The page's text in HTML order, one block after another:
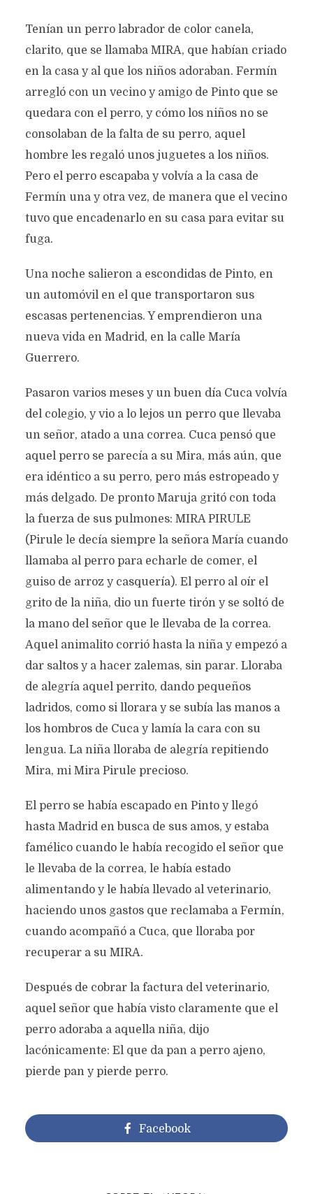
LABRADOR
Texto original de Pedro Rivera Jaro
Categoría:
Prosa noviembre 13, 2023
792 views
Tenían un perro labrador de color canela,
clarito, que se llamaba MIRA, que habían criado
en la casa y al que los niños adoraban. Fermín
arregló con un vecino y amigo de Pinto que se
quedara con el perro, y cómo los niños no se
consolaban de la falta de su perro, aquel
hombre les regaló unos juguetes a los niños.
Pero el perro escapaba y volvía a la casa de
Fermín una y otra vez, de manera que el vecino
tuvo que encadenarlo en su casa para evitar su
fuga.
Una noche salieron a escondidas de Pinto, en
un automóvil en el que transportaron sus
escasas pertenencias. Y emprendieron una
nueva vida en Madrid, en la calle María
Guerrero.
Pasaron varios meses y un buen día Cuca volvía
del colegio, y vio a lo lejos un perro que llevaba
un señor, atado a una correa. Cuca pensó que
aquel perro se parecía a su Mira, más aún, que
era idéntico a su perro, pero más estropeado y
más delgado. De pronto Maruja gritó con toda
la fuerza de sus pulmones: MIRA PIRULE
(Pirule le decía siempre la señora María cuando
llamaba al perro para echarle de comer, el
guiso de arroz y casquería). El perro al oír el
grito de la niña, dio un fuerte tirón y se soltó de
la mano del señor que le llevaba de la correa.
Aquel animalito corrió hasta la niña y empezó a
dar saltos y a hacer zalemas, sin parar. Lloraba
de alegría aquel perrito, dando pequeños
ladridos, como si llorara y se subía las manos a
los hombros de Cuca y lamía la cara con su
lengua. La niña lloraba de alegría repitiendo
Mira, mi Mira Pirule precioso.
El perro se había escapado en Pinto y llegó
hasta Madrid en busca de sus amos, y estaba
famélico cuando le había recogido el señor que
le llevaba de la correa, le había estado
alimentando y le había llevado al veterinario,
haciendo unos gastos que reclamaba a Fermín,
cuando acompañó a Cuca, que lloraba por
recuperar a su MIRA.
Después de cobrar la factura del veterinario,
aquel señor que había visto claramente que el
perro adoraba a aquella niña, dijo
lacónicamente: El que da pan a perro ajeno,
pierde pan y pierde perro.
Facebook